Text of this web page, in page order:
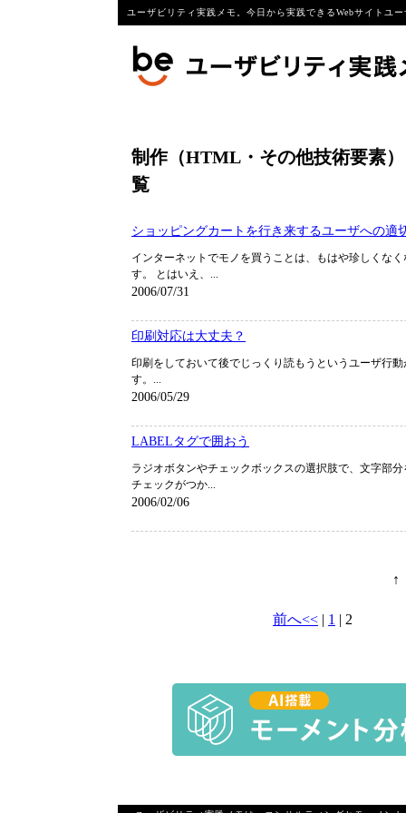
ユーザビリティ実践メモ。今日から実践できるWebサイトユ
制作（HTML・その他技術要素
覧
ショッピングカートを行き来するユーザへの適
インターネットでモノを買うことは、もはや珍しくな
す。 とはいえ、...
2006/07/31
印刷対応は大丈夫？
印刷をしておいて後でじっくり読もうというユーザ行
す。...
2006/05/29
LABELタグで囲おう
ラジオボタンやチェックボックスの選択肢で、文字部
チェックがつか...
2006/02/06
↑
前へ<< | 1 | 2